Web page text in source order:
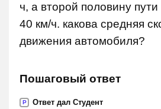
ч, а второй половину
40 км/ч. какова средняя
движения автомобиля?
Пошаговый ответ
P Ответ дал Студент